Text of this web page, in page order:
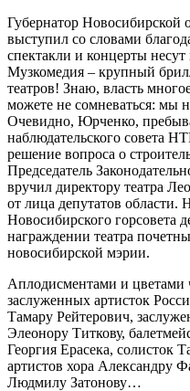
Губернатор
выступил со словами
спектакли и концерты
Музкомедия – крупный
театров! Знаю, власть
можете не сомневаться: мы
Очевидно, Юрченко,
наблюдательского совета
решение вопроса о
Председатель
вручил директору театра
от лица депутатов области.
Новосибирского горсовета
награждении театра
новосибирской мэрии.
Аплодисментами и цветами
заслуженных артисток
Тамару Рейтерович,
Элеонору Титкову,
Георгия Ерасека, солисток
артистов хора Александру
Людмилу Затонову…